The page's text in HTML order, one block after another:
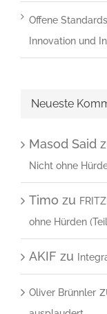
Offene
Innovation und
Neueste
Masod Said
Nicht ohne
Timo zu
ohne Hürden
AKIF zu
Oliver Brünnler